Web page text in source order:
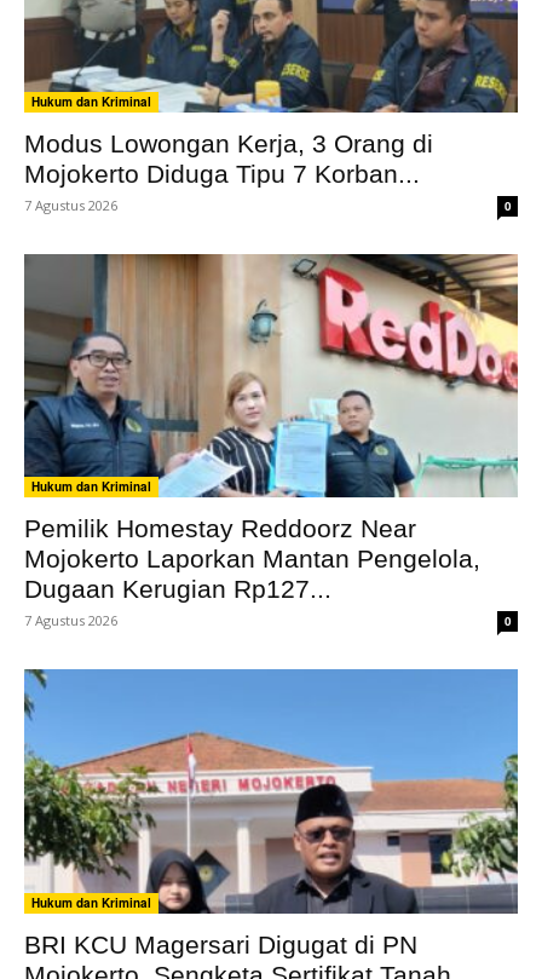
Hukum dan Kriminal
Modus Lowongan Kerja, 3 Orang di
Mojokerto Diduga Tipu 7 Korban...
7 Agustus 2026 0
Hukum dan Kriminal
Pemilik Homestay Reddoorz Near
Mojokerto Laporkan Mantan Pengelola,
Dugaan Kerugian Rp127...
7 Agustus 2026 0
Hukum dan Kriminal
BRI KCU Magersari Digugat di PN